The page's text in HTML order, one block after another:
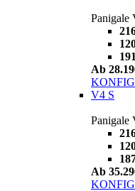
Panigale
Ab
V4 S
Panigale
Ab